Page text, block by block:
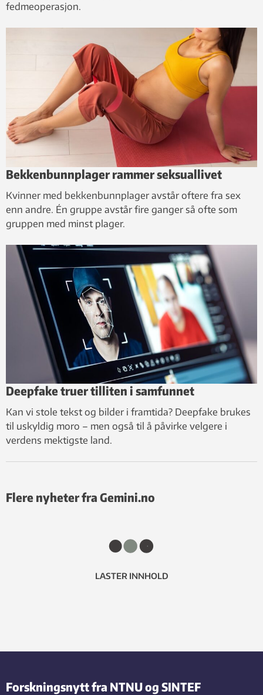
fedmeoperasjon.
Bekkenbunnplager rammer seksuallivet
Kvinner med bekkenbunnplager avstår oftere fra sex
enn andre. Én gruppe avstår fire ganger så ofte som
gruppen med minst plager.
Deepfake truer tilliten i samfunnet
Kan vi stole tekst og bilder i framtida? Deepfake brukes
til uskyldig moro – men også til å påvirke velgere i
verdens mektigste land.
Flere nyheter fra Gemini.no
LASTER INNHOLD
Forskningsnytt fra NTNU og SINTEF